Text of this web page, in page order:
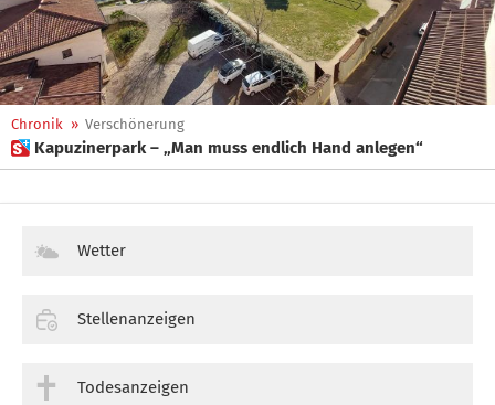
Chronik » Verschönerung
 Kapuzinerpark – „Man muss endlich Hand anlegen“
Wetter
Stellenanzeigen
Todesanzeigen